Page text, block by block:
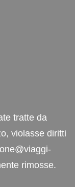
tratte da
violasse diritti
rimosse.